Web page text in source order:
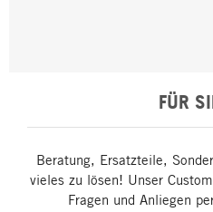
FÜR
Beratung, Ersatzteile,
vieles zu lösen! Unser
Fragen und Anliegen